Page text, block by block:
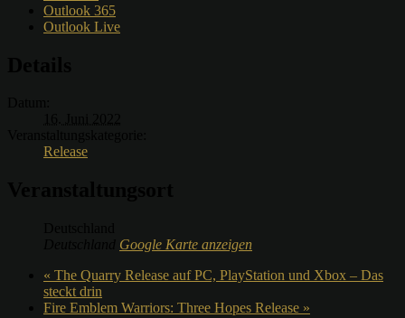
Outlook 365
Outlook Live
Release
Google Karte anzeigen
« The Quarry Release auf PC, PlayStation und Xbox – Das
steckt drin
Fire Emblem Warriors: Three Hopes Release »